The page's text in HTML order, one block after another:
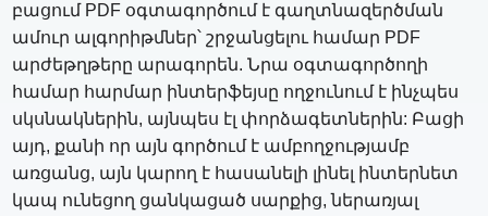
բացում PDF օգտագործում է գաղտնազերծման
ամուր ալգորիթմներ՝ շրջանցելու համար PDF
արժեթղթերը արագորեն. Նրա օգտագործողի
համար հարմար ինտերֆեյսը ողջունում է ինչպես
սկսնակներին, այնպես էլ փորձագետներին: Բացի
այդ, քանի որ այն գործում է ամբողջությամբ
առցանց, այն կարող է հասանելի լինել ինտերնետ
կապ ունեցող ցանկացած սարքից, ներառյալ